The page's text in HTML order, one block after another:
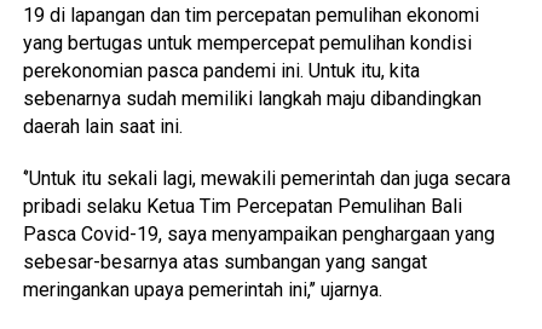
19 di lapangan dan tim percepatan pemulihan ekonomi
yang bertugas untuk mempercepat pemulihan kondisi
perekonomian pasca pandemi ini. Untuk itu, kita
sebenarnya sudah memiliki langkah maju dibandingkan
daerah lain saat ini.
‘’Untuk itu sekali lagi, mewakili pemerintah dan juga secara
pribadi selaku Ketua Tim Percepatan Pemulihan Bali
Pasca Covid-19, saya menyampaikan penghargaan yang
sebesar-besarnya atas sumbangan yang sangat
meringankan upaya pemerintah ini,’’ ujarnya.